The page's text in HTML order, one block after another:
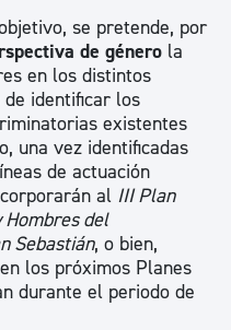
se pretende, por
de género la
en los distintos
identificar los
existentes
una vez identificadas
de actuación
al III Plan
del
Sebastián, o bien,
los próximos Planes
durante el periodo de